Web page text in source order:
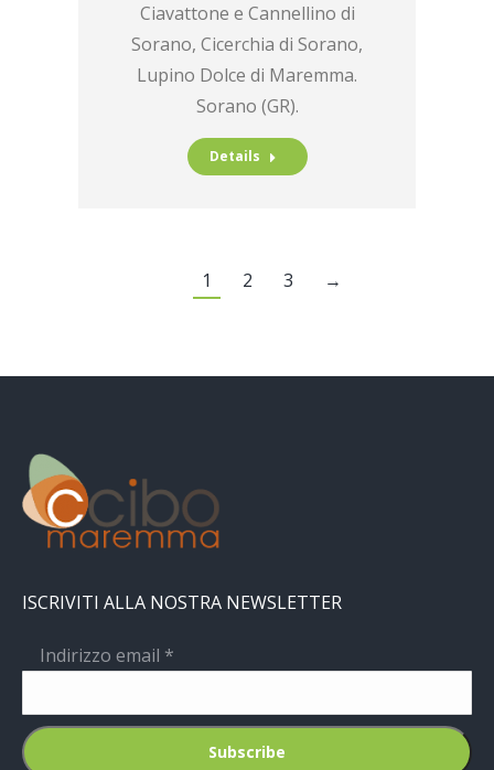
Ciavattone e Cannellino di
Sorano, Cicerchia di Sorano,
Lupino Dolce di Maremma.
Sorano (GR).
Details
1 2 3 →
ISCRIVITI ALLA NOSTRA NEWSLETTER
Indirizzo email *